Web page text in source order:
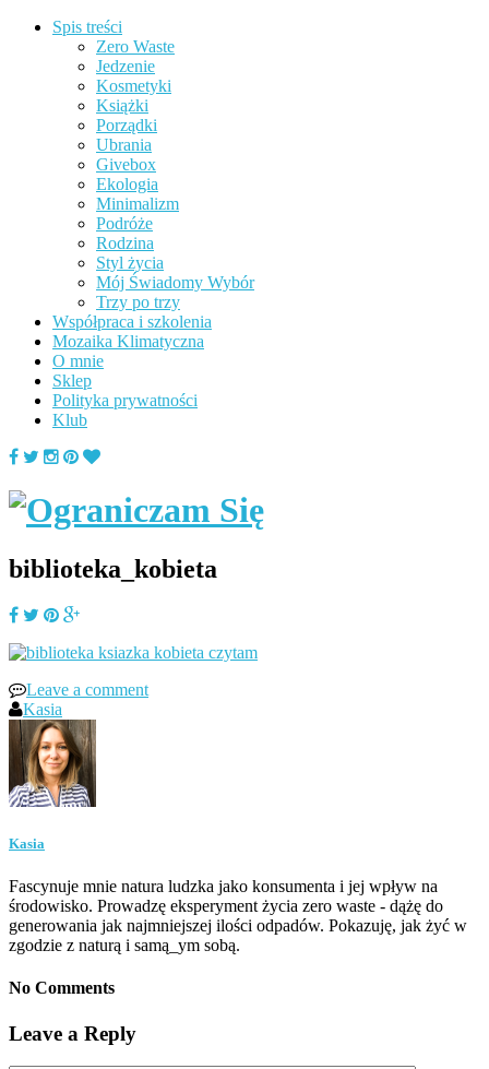
Spis treści
Zero Waste
Jedzenie
Kosmetyki
Książki
Porządki
Ubrania
Givebox
Ekologia
Minimalizm
Podróże
Rodzina
Styl życia
Mój Świadomy Wybór
Trzy po trzy
Współpraca i szkolenia
Mozaika Klimatyczna
O mnie
Sklep
Polityka prywatności
Klub
biblioteka_kobieta
Leave a comment
Kasia
Kasia
Fascynuje mnie natura ludzka jako konsumenta i jej wpływ na
środowisko. Prowadzę eksperyment życia zero waste - dążę do
generowania jak najmniejszej ilości odpadów. Pokazuję, jak żyć w
zgodzie z naturą i samą_ym sobą.
No Comments
Leave a Reply